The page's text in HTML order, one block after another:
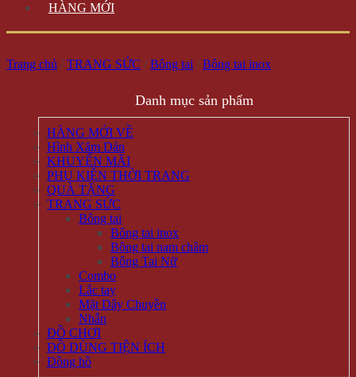
HÀNG MỚI
Trang chủ / TRANG SỨC / Bông tai / Bông tai inox
Danh mục sản phẩm
HÀNG MỚI VỀ
Hình Xăm Dán
KHUYẾN MÃI
PHỤ KIỆN THỜI TRANG
QUÀ TẶNG
TRANG SỨC
Bông tai
Bông tai inox
Bông tai nam châm
Bông Tai Nữ
Combo
Lắc tay
Mặt Dây Chuyền
Nhẫn
ĐỒ CHƠI
ĐỒ DÙNG TIỆN ÍCH
Đồng hồ